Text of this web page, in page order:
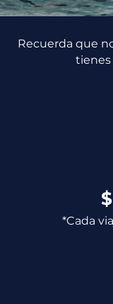
Recuerda que
tienes
*Cada